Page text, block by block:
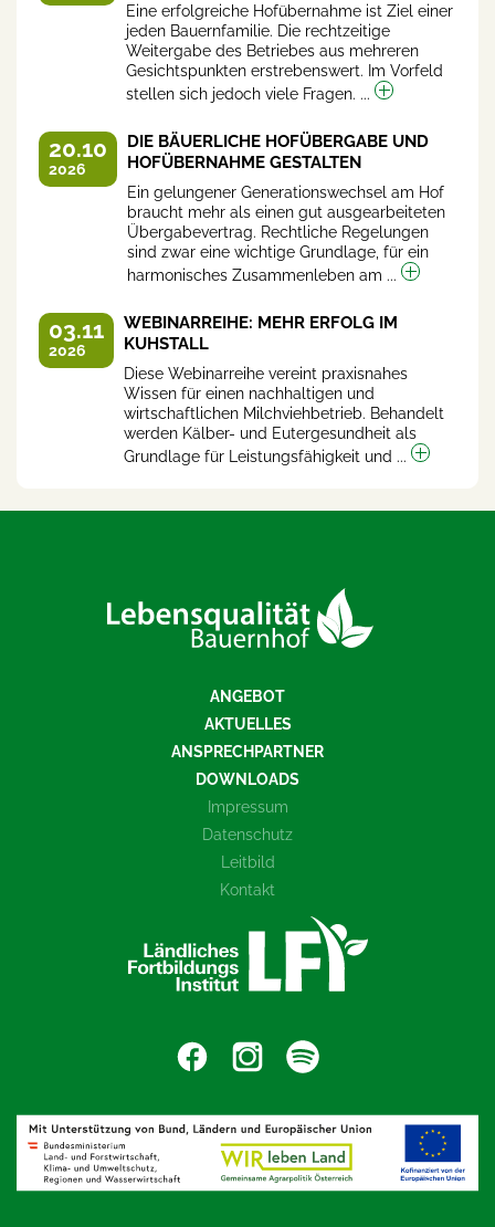
Eine erfolgreiche Hofübernahme ist Ziel einer
jeden Bauernfamilie. Die rechtzeitige
Weitergabe des Betriebes aus mehreren
Gesichtspunkten erstrebenswert. Im Vorfeld
stellen sich jedoch viele Fragen. ...
20.10
2026
DIE BÄUERLICHE HOFÜBERGABE UND
HOFÜBERNAHME GESTALTEN
Ein gelungener Generationswechsel am Hof
braucht mehr als einen gut ausgearbeiteten
Übergabevertrag. Rechtliche Regelungen
sind zwar eine wichtige Grundlage, für ein
harmonisches Zusammenleben am ...
03.11
2026
WEBINARREIHE: MEHR ERFOLG IM
KUHSTALL
Diese Webinarreihe vereint praxisnahes
Wissen für einen nachhaltigen und
wirtschaftlichen Milchviehbetrieb. Behandelt
werden Kälber- und Eutergesundheit als
Grundlage für Leistungsfähigkeit und ...
ANGEBOT
AKTUELLES
ANSPRECHPARTNER
DOWNLOADS
Impressum
Datenschutz
Leitbild
Kontakt